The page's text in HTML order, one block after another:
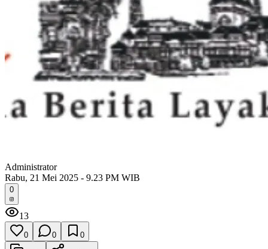
Administrator
Rabu, 21 Mei 2025 - 9.23 PM WIB
0
13
0 0 0